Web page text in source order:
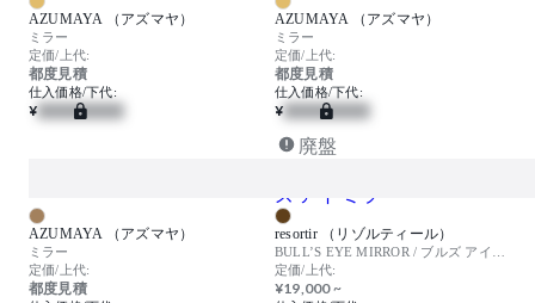
AZUMAYA （アズマヤ）
ミラー
定価/上代:
都度見積
仕入価格/下代:
¥
AZUMAYA （アズマヤ）
ミラー
定価/上代:
都度見積
仕入価格/下代:
¥
AZUMAYA （アズマヤ）
ミラー
定価/上代:
都度見積
廃盤
resortir （リゾルティール）
定価/上代:
¥19,000 ~